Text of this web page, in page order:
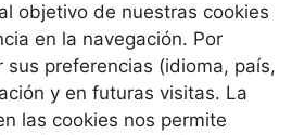
objetivo de nuestras cookies
en la navegación. Por
sus preferencias (idioma, país,
y en futuras visitas. La
las cookies nos permite